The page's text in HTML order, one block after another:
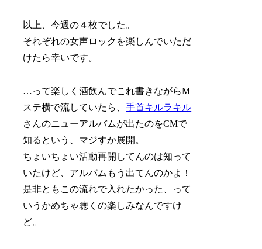
以上、今週の４枚でした。
それぞれの女声ロックを楽しんでいただ
けたら幸いです。
…って楽しく酒飲んでこれ書きながらM
ステ横で流していたら、手首キルラキル
さんのニューアルバムが出たのをCMで
知るという、マジすか展開。
ちょいちょい活動再開してんのは知って
いたけど、アルバムもう出てんのかよ！
是非ともこの流れで入れたかった、って
いうかめちゃ聴くの楽しみなんですけ
ど。